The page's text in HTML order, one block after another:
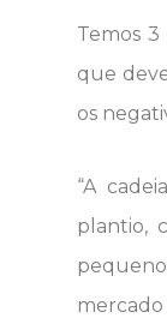
Temos
que
os
“A
plantio,